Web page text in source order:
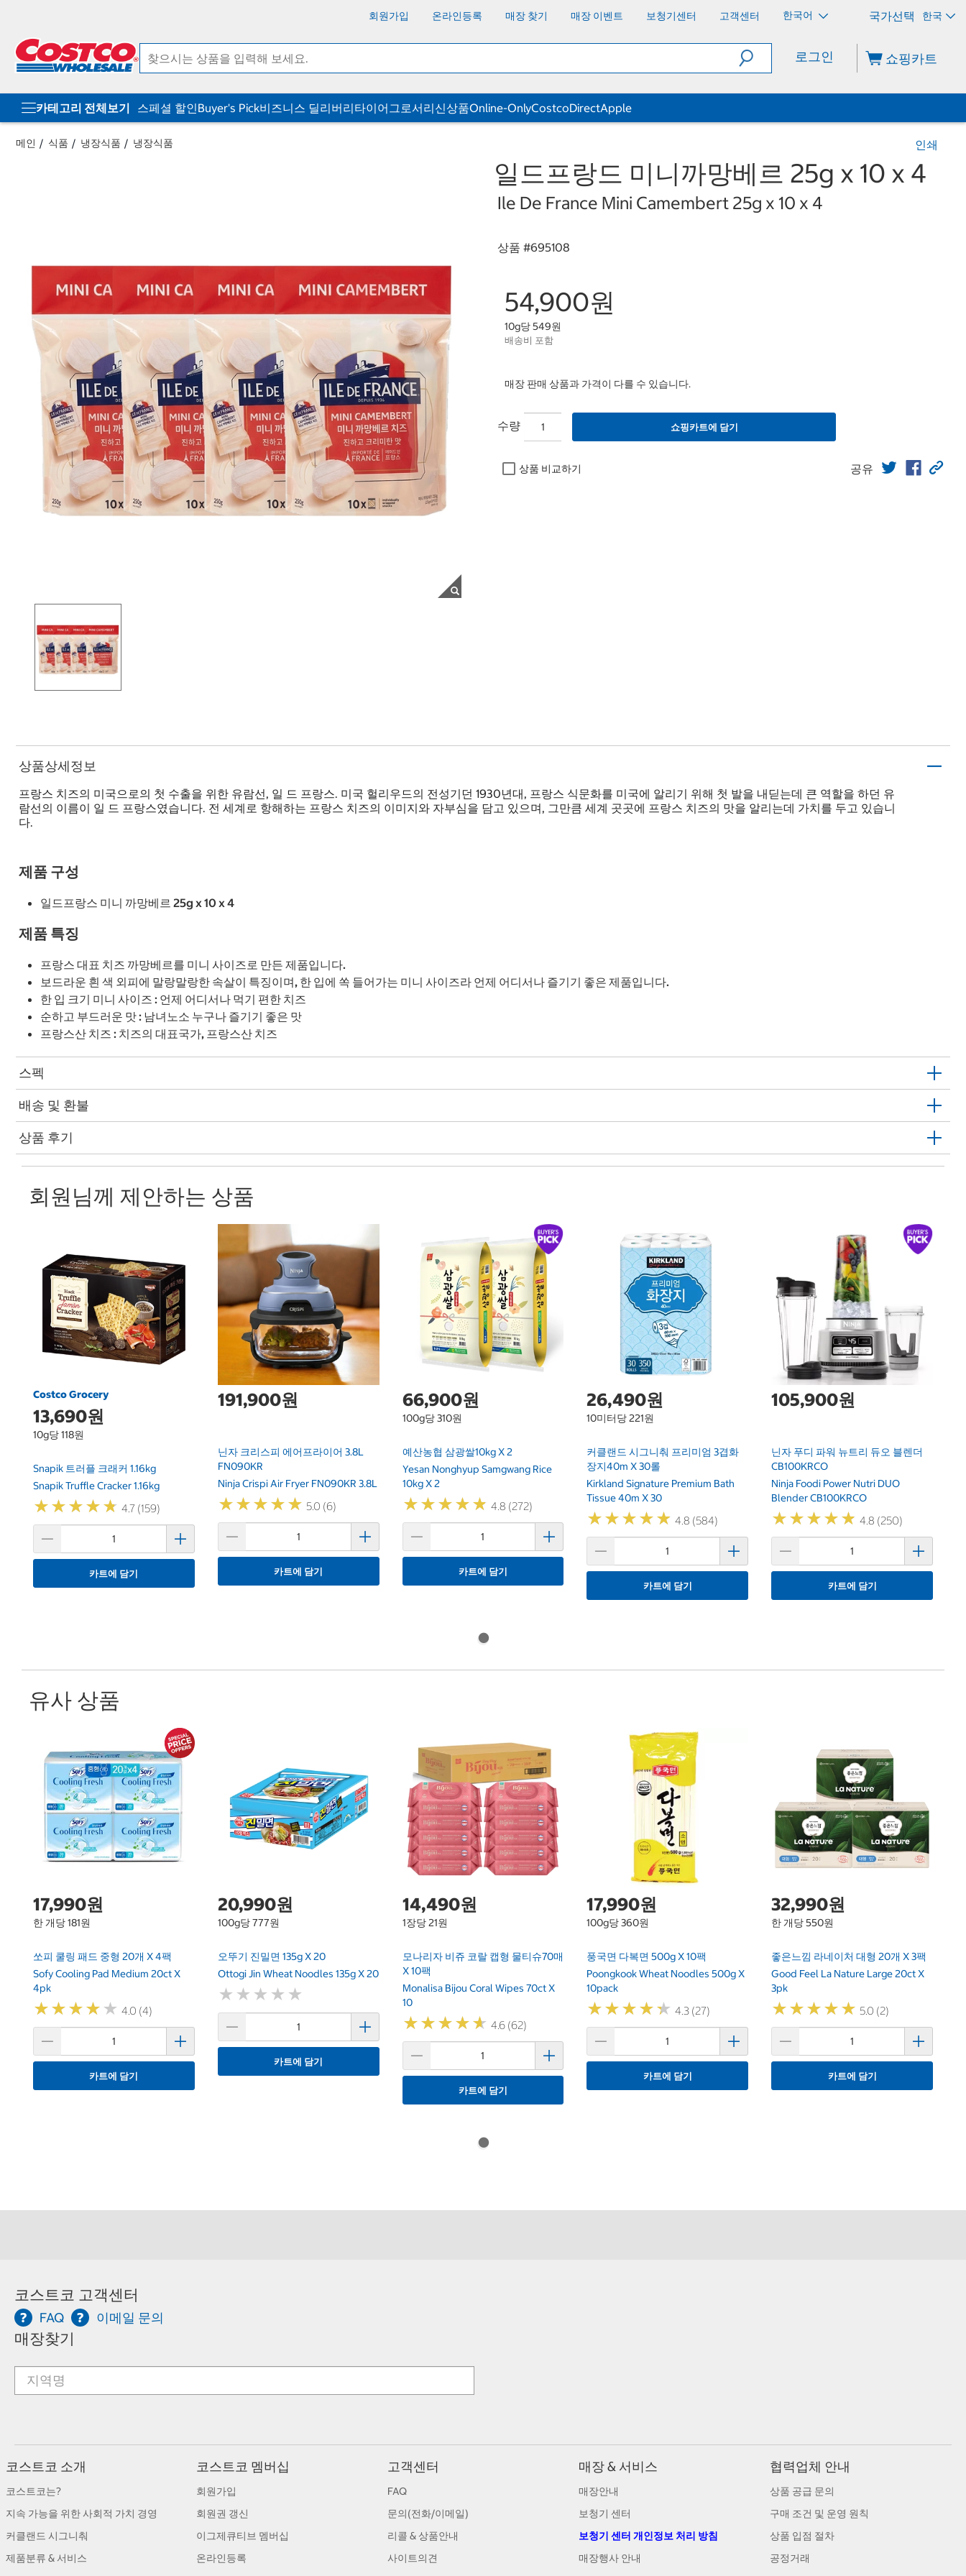
회원가입 온라인등록 매장 찾기 매장 이벤트 보청기센터 고객센터 한국어 한국
로그인 쇼핑카트
카테고리 전체보기 스페셜 할인Buyer's Pick비즈니스 딜리버리타이어그로서리신상품Online-OnlyCostcoDirectApple
메인 식품 냉장식품 냉장식품 인쇄
일드프랑드 미니까망베르 25g x 10 x 4
Ile De France Mini Camembert 25g x 10 x 4
상품 #695108
54,900원
10g당 549원
배송비 포함
매장 판매 상품과 가격이 다를 수 있습니다.
수량 쇼핑카트에 담기
상품 비교하기 공유
상품상세정보
프랑스 치즈의 미국으로의 첫 수출을 위한 유람선, 일 드 프랑스. 미국 헐리우드의 전성기던 1930년대, 프랑스 식문화를 미국에 알리기 위해 첫 발을 내딛는데 큰 역할을 하던 유
람선의 이름이 일 드 프랑스였습니다. 전 세계로 항해하는 프랑스 치즈의 이미지와 자부심을 담고 있으며, 그만큼 세계 곳곳에 프랑스 치즈의 맛을 알리는데 가치를 두고 있습니
다.
제품 구성
일드프랑스 미니 까망베르 25g x 10 x 4
제품 특징
프랑스 대표 치즈 까망베르를 미니 사이즈로 만든 제품입니다.
보드라운 흰 색 외피에 말랑말랑한 속살이 특징이며, 한 입에 쏙 들어가는 미니 사이즈라 언제 어디서나 즐기기 좋은 제품입니다.
한 입 크기 미니 사이즈 : 언제 어디서나 먹기 편한 치즈
순하고 부드러운 맛 : 남녀노소 누구나 즐기기 좋은 맛
프랑스산 치즈 : 치즈의 대표국가, 프랑스산 치즈
스펙
배송 및 환불
상품 후기
회원님께 제안하는 상품
Costco Grocery
13,690원
10g당 118원
Snapik 트러플 크래커 1.16kg
Snapik Truffle Cracker 1.16kg
★★★★★
★★★★★ 4.7 (159)
카트에 담기
191,900원
닌자 크리스피 에어프라이어 3.8L
FN090KR
Ninja Crispi Air Fryer FN090KR 3.8L
★★★★★
★★★★★ 5.0 (6)
카트에 담기
66,900원
100g당 310원
예산농협 삼광쌀10kg X 2
Yesan Nonghyup Samgwang Rice
10kg X 2
★★★★★
★★★★★ 4.8 (272)
카트에 담기
26,490원
10미터당 221원
커클랜드 시그니춰 프리미엄 3겹화
장지40m X 30롤
Kirkland Signature Premium Bath
Tissue 40m X 30
★★★★★
★★★★★ 4.8 (584)
카트에 담기
105,900원
닌자 푸디 파워 뉴트리 듀오 블렌더
CB100KRCO
Ninja Foodi Power Nutri DUO
Blender CB100KRCO
★★★★★
★★★★★ 4.8 (250)
카트에 담기
유사 상품
17,990원
한 개당 181원
쏘피 쿨링 패드 중형 20개 X 4팩
Sofy Cooling Pad Medium 20ct X
4pk
★★★★ ★
★★★★ ★ 4.0 (4)
카트에 담기
20,990원
100g당 777원
오뚜기 진밀면 135g X 20
Ottogi Jin Wheat Noodles 135g X 20
★ ★ ★ ★ ★
★ ★ ★ ★ ★
카트에 담기
14,490원
1장당 21원
모나리자 비쥬 코랄 캡형 물티슈70매
X 10팩
Monalisa Bijou Coral Wipes 70ct X
10
★★★★★
★★★★★ 4.6 (62)
카트에 담기
17,990원
100g당 360원
풍국면 다복면 500g X 10팩
Poongkook Wheat Noodles 500g X
10pack
★★★★★
★★★★★ 4.3 (27)
카트에 담기
32,990원
한 개당 550원
좋은느낌 라네이처 대형 20개 X 3팩
Good Feel La Nature Large 20ct X
3pk
★★★★★
★★★★★ 5.0 (2)
카트에 담기
코스트코 고객센터
FAQ 이메일 문의
매장찾기
코스트코 소개
코스트코는?
지속 가능을 위한 사회적 가치 경영
커클랜드 시그니춰
제품분류 & 서비스
코스트코 멤버십
회원가입
회원권 갱신
이그제큐티브 멤버십
온라인등록
고객센터
FAQ
문의(전화/이메일)
리콜 & 상품안내
사이트의견
매장 & 서비스
매장안내
보청기 센터
보청기 센터 개인정보 처리 방침
매장행사 안내
협력업체 안내
상품 공급 문의
구매 조건 및 운영 원칙
상품 입점 절차
공정거래